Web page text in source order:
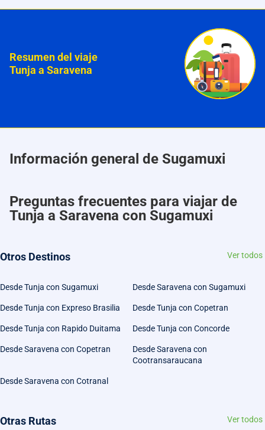
Resumen del viaje
Tunja a Saravena
Información general de Sugamuxi
Preguntas frecuentes para viajar de
Tunja a Saravena con Sugamuxi
Otros Destinos Ver todos
Desde Tunja con Sugamuxi Desde Saravena con Sugamuxi
Desde Tunja con Expreso Brasilia Desde Tunja con Copetran
Desde Tunja con Rapido Duitama Desde Tunja con Concorde
Desde Saravena con Copetran
Desde Saravena con
Cootransaraucana
Desde Saravena con Cotranal
Otras Rutas Ver todos